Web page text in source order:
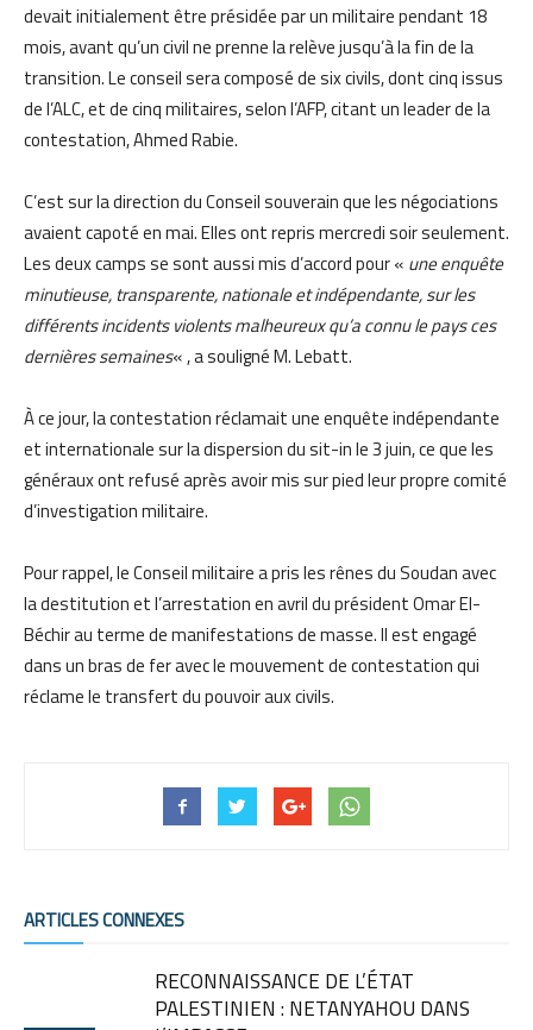
devait initialement être présidée par un militaire pendant 18
mois, avant qu’un civil ne prenne la relève jusqu’à la fin de la
transition. Le conseil sera composé de six civils, dont cinq issus
de l’ALC, et de cinq militaires, selon l’AFP, citant un leader de la
contestation, Ahmed Rabie.
C’est sur la direction du Conseil souverain que les négociations
avaient capoté en mai. Elles ont repris mercredi soir seulement.
Les deux camps se sont aussi mis d’accord pour « une enquête
minutieuse, transparente, nationale et indépendante, sur les
différents incidents violents malheureux qu’a connu le pays ces
dernières semaines« , a souligné M. Lebatt.
À ce jour, la contestation réclamait une enquête indépendante
et internationale sur la dispersion du sit-in le 3 juin, ce que les
généraux ont refusé après avoir mis sur pied leur propre comité
d’investigation militaire.
Pour rappel, le Conseil militaire a pris les rênes du Soudan avec
la destitution et l’arrestation en avril du président Omar El-
Béchir au terme de manifestations de masse. Il est engagé
dans un bras de fer avec le mouvement de contestation qui
réclame le transfert du pouvoir aux civils.
ARTICLES CONNEXES
RECONNAISSANCE DE L’ÉTAT
PALESTINIEN : NETANYAHOU DANS